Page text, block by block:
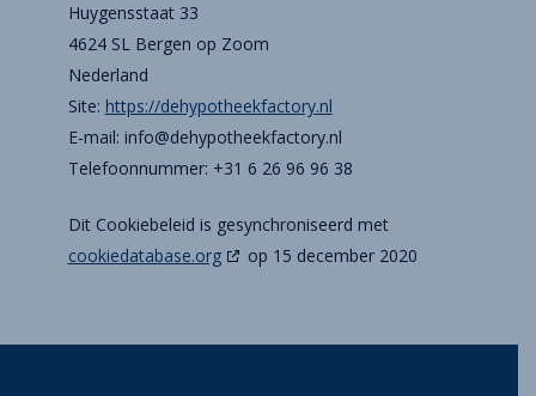
Huygensstaat 33
4624 SL Bergen op Zoom
Nederland
Site: https://dehypotheekfactory.nl
E-mail: ln.yrotcafkeehtopyhed@ofni
Telefoonnummer: +31 6 26 96 96 38
Dit Cookiebeleid is gesynchroniseerd met
cookiedatabase.org
op 15 december 2020